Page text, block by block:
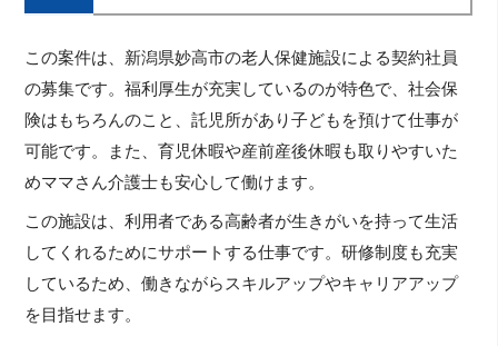
この案件は、新潟県妙高市の老人保健施設による契約社員
の募集です。福利厚生が充実しているのが特色で、社会保
険はもちろんのこと、託児所があり子どもを預けて仕事が
可能です。また、育児休暇や産前産後休暇も取りやすいた
めママさん介護士も安心して働けます。
この施設は、利用者である高齢者が生きがいを持って生活
してくれるためにサポートする仕事です。研修制度も充実
しているため、働きながらスキルアップやキャリアアップ
を目指せます。